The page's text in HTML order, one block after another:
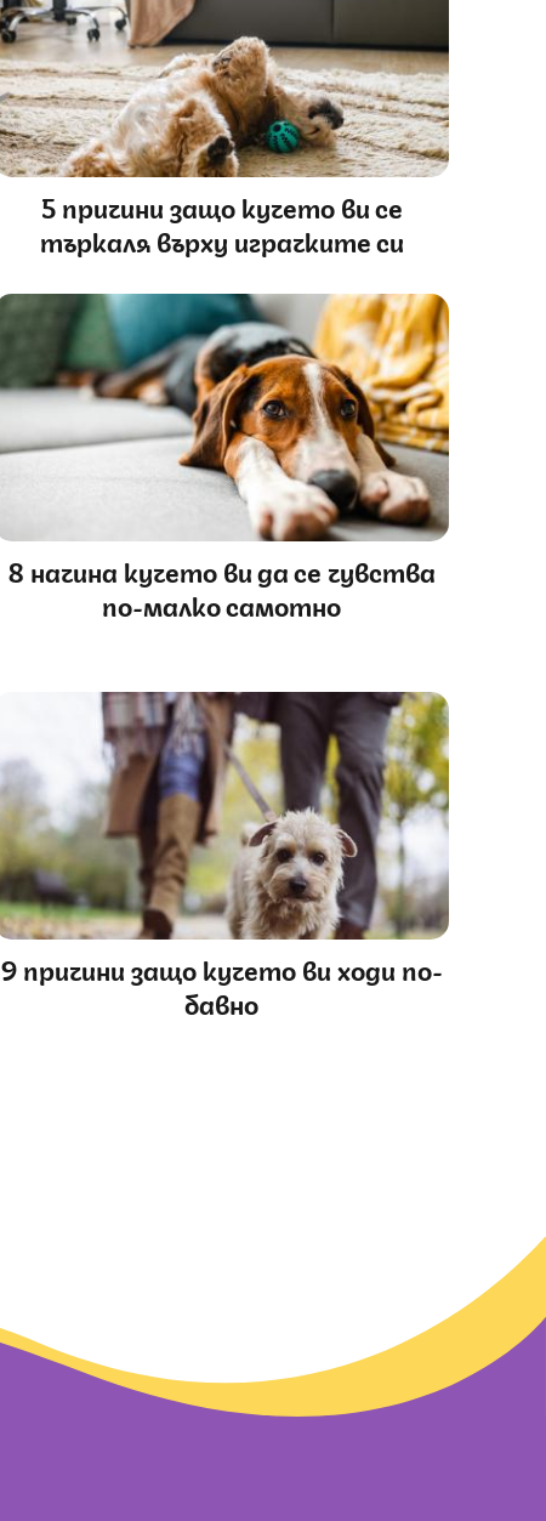
5 причини защо кучето ви се
търкаля върху играчките си
8 начина кучето ви да се чувства
по-малко самотно
9 причини защо кучето ви ходи по-
бавно